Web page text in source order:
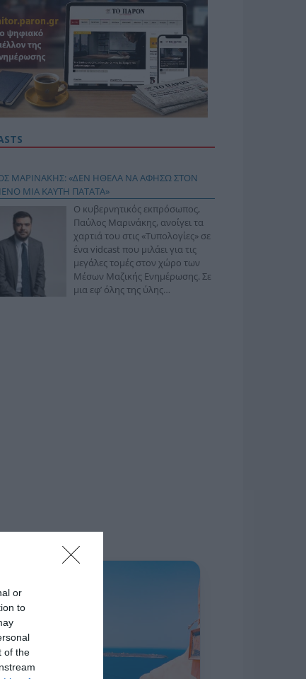
or
to
of the
ΜΑΡΙΝΑΚΗΣ: «ΔΕΝ ΗΘΕΛΑ ΝΑ ΑΦΗΣΩ ΣΤΟΝ
ΜΙΑ ΚΑΥΤΗ ΠΑΤΑΤΑ»
Ο κυβερνητικός εκπρόσωπος,
Παύλος Μαρινάκης, ανοίγει τα
χαρτιά του στις «Τυπολογίες» σε
ένα vidcast που μιλάει για τις
μεγάλες τομές στον χώρο των
Μέσων Μαζικής Ενημέρωσης. Σε
μια εφ’ όλης της ύλης